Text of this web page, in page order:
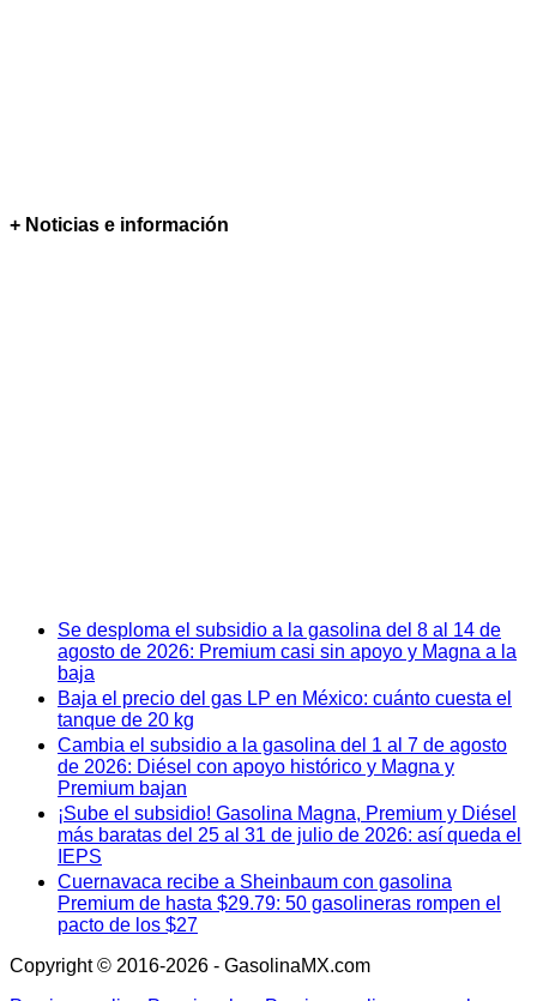
+ Noticias e información
Se desploma el subsidio a la gasolina del 8 al 14 de
agosto de 2026: Premium casi sin apoyo y Magna a la
baja
Baja el precio del gas LP en México: cuánto cuesta el
tanque de 20 kg
Cambia el subsidio a la gasolina del 1 al 7 de agosto
de 2026: Diésel con apoyo histórico y Magna y
Premium bajan
¡Sube el subsidio! Gasolina Magna, Premium y Diésel
más baratas del 25 al 31 de julio de 2026: así queda el
IEPS
Cuernavaca recibe a Sheinbaum con gasolina
Premium de hasta $29.79: 50 gasolineras rompen el
pacto de los $27
Copyright © 2016-2026 - GasolinaMX.com